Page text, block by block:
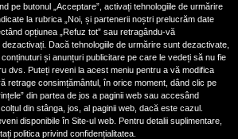
Nicki Minaj, acuzată de agresiune
de fostul manager: Detalii șocante
din proces
Nicki Minaj le-a lăudat pe...
pe butonul „Acceptare”, activați tehnologiile de urmărire
la rubrica „Noi, și partenerii noștri prelucrăm date
opțiunea „Refuz tot” sau retragându-vă
Dacă tehnologiile de urmărire sunt dezactivate,
și anunțuri publicitare pe care le vedeți să nu fie
dvs. Puteți reveni la acest meniu pentru a vă modifica
retrage consimțământul, în orice moment, dând clic pe
din partea de jos a paginii web sau accesând
din stânga, jos, al paginii web, dacă este cazul.
disponibile în Site-ul web. Pentru detalii suplimentare,
politica privind confidențialitatea.